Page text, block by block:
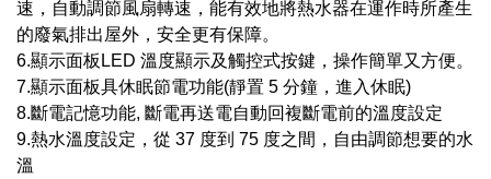
速，自動調節風扇轉速，能有效地將熱水器在運作時所產生
的廢氣排出屋外，安全更有保障。
6.顯示面板LED 溫度顯示及觸控式按鍵，操作簡單又方便。
7.顯示面板具休眠節電功能(靜置 5 分鐘，進入休眠)
8.斷電記憶功能, 斷電再送電自動回複斷電前的溫度設定
9.熱水溫度設定，從 37 度到 75 度之間，自由調節想要的水
溫